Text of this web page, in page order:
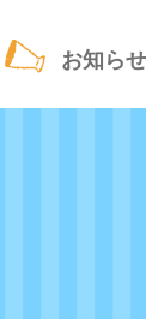
お知らせ